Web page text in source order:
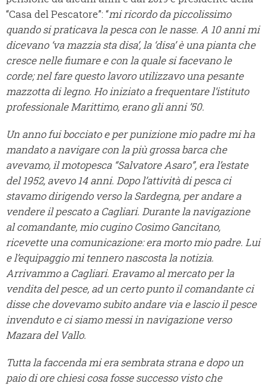
“Casa del Pescatore”: “mi ricordo da piccolissimo
quando si praticava la pesca con le nasse. A 10 anni mi
dicevano ‘va mazzia sta disa’, la ‘disa’ è una pianta che
cresce nelle fiumare e con la quale si facevano le
corde; nel fare questo lavoro utilizzavo una pesante
mazzotta di legno. Ho iniziato a frequentare l’istituto
professionale Marittimo, erano gli anni ’50.
Un anno fui bocciato e per punizione mio padre mi ha
mandato a navigare con la più grossa barca che
avevamo, il motopesca “Salvatore Asaro”, era l’estate
del 1952, avevo 14 anni. Dopo l’attività di pesca ci
stavamo dirigendo verso la Sardegna, per andare a
vendere il pescato a Cagliari. Durante la navigazione
al comandante, mio cugino Cosimo Gancitano,
ricevette una comunicazione: era morto mio padre. Lui
e l’equipaggio mi tennero nascosta la notizia.
Arrivammo a Cagliari. Eravamo al mercato per la
vendita del pesce, ad un certo punto il comandante ci
disse che dovevamo subito andare via e lascio il pesce
invenduto e ci siamo messi in navigazione verso
Mazara del Vallo.
Tutta la faccenda mi era sembrata strana e dopo un
paio di ore chiesi cosa fosse successo visto che